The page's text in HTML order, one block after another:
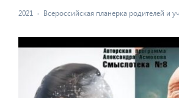
2021 · Всероссийская планерка родителей и